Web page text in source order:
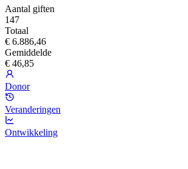
Aantal giften
147
Totaal
€ 6.886,46
Gemiddelde
€ 46,85
Donor
Veranderingen
Ontwikkeling